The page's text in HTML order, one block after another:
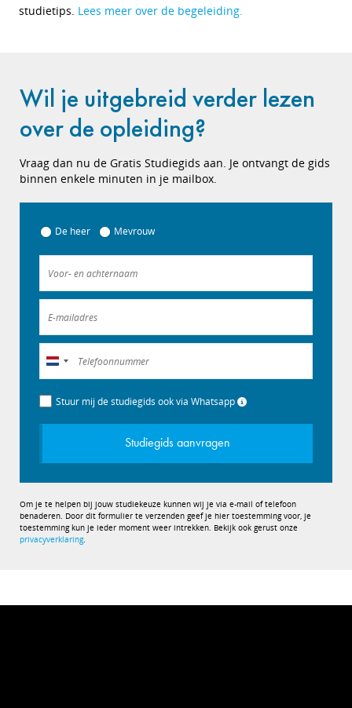
studietips. Lees meer over de begeleiding.
Wil je uitgebreid verder lezen
over de opleiding?
Vraag dan nu de Gratis Studiegids aan. Je ontvangt de gids
binnen enkele minuten in je mailbox.
De heer Mevrouw
Nederland
+31
Stuur mij de studiegids ook via Whatsapp
Studiegids aanvragen
Om je te helpen bij jouw studiekeuze kunnen wij je via e-mail of telefoon
benaderen. Door dit formulier te verzenden geef je hier toestemming voor, je
toestemming kun je ieder moment weer intrekken. Bekijk ook gerust onze
privacyverklaring.